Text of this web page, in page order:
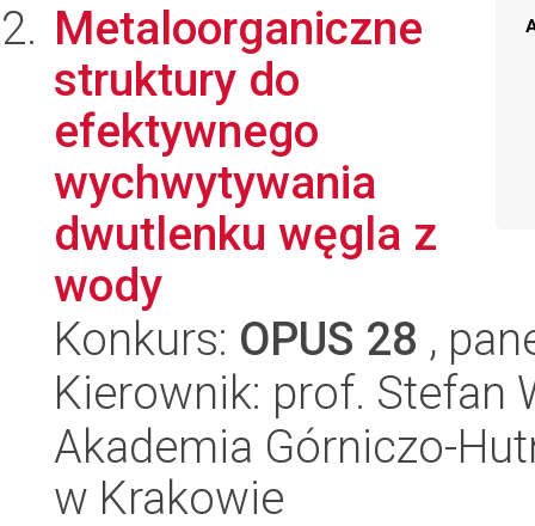
Metaloorganiczne
struktury do
efektywnego
wychwytywania
dwutlenku węgla z
wody
Konkurs: OPUS 28 ,
Kierownik: prof. Stefan
Akademia Górniczo-
w Krakowie